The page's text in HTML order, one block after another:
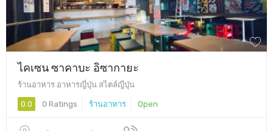
ไคเซน ซาคาบะ อิซากายะ
ร้านอาหาร อาหารญี่ปุ่น สไตล์ญีปุ่น
0.0 0 Ratings ร้านอาหาร Open